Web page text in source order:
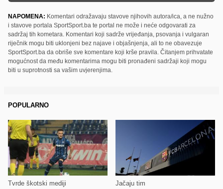
NAPOMENA: Komentari odražavaju stavove njihovih autora/ica, a ne nužno
i stavove portala SportSport.ba te portal ne može i neće odgovarati za
sadržaj tih kometara. Komentari koji sadrže vrijeđanja, psovanja i vulgaran
riječnik mogu biti uklonjeni bez najave i objašnjenja, ali to ne obavezuje
SportSport.ba da obriše sve komentare koji krše pravila. Čitanjem prihvatate
mogućnost da među komentarima mogu biti pronađeni sadržaji koji mogu
biti u suprotnosti sa vašim uvjerenjima.
POPULARNO
Tvrde škotski mediji Jačaju tim